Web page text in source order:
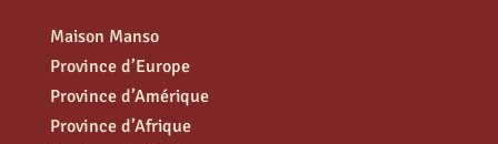
Maison Manso
Province d’Europe
Province d’Amérique
Province d’Afrique